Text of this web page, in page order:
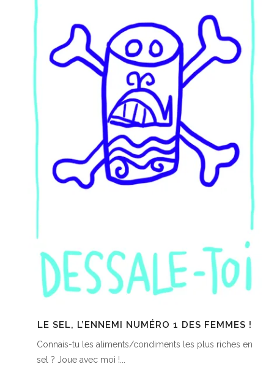
LE SEL, L’ENNEMI NUMÉRO 1 DES FEMMES !
Connais-tu les aliments/condiments les plus riches en
sel ? Joue avec moi !...